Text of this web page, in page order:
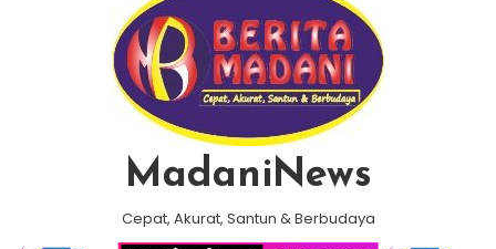
MadaniNews
Cepat, Akurat, Santun & Berbudaya